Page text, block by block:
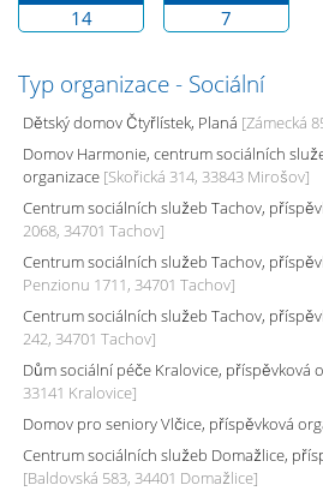
14
7
Typ organizace - Sociální
Dětský domov Čtyřlístek, Planá [Zámecká
Domov Harmonie, centrum sociálních
organizace [Skořická 314, 33843 Mirošov]
Centrum sociálních služeb Tachov,
2068, 34701 Tachov]
Centrum sociálních služeb Tachov,
Penzionu 1711, 34701 Tachov]
Centrum sociálních služeb Tachov,
242, 34701 Tachov]
Dům sociální péče Kralovice, příspěvková
33141 Kralovice]
Domov pro seniory Vlčice, příspěvková
Centrum sociálních služeb Domažlice,
[Baldovská 583, 34401 Domažlice]